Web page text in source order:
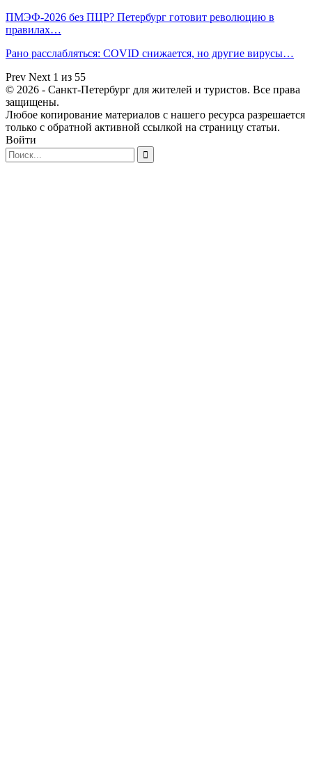
ПМЭФ-2026 без ПЦР? Петербург готовит революцию в
правилах…
Рано расслабляться: COVID снижается, но другие вирусы…
Prev Next 1 из 55
© 2026 - Санкт-Петербург для жителей и туристов. Все права
защищены.
Любое копирование материалов с нашего ресурса разрешается
только с обратной активной ссылкой на страницу статьи.
Войти